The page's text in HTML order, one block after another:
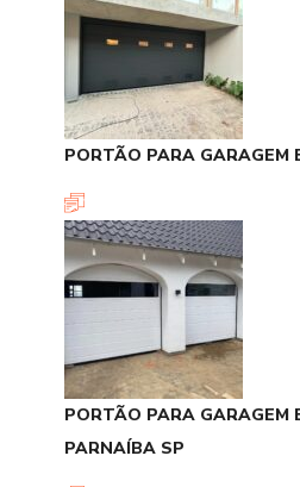
PORTÃO PARA GARAGEM
PORTÃO PARA GARAGEM
PARNAÍBA SP